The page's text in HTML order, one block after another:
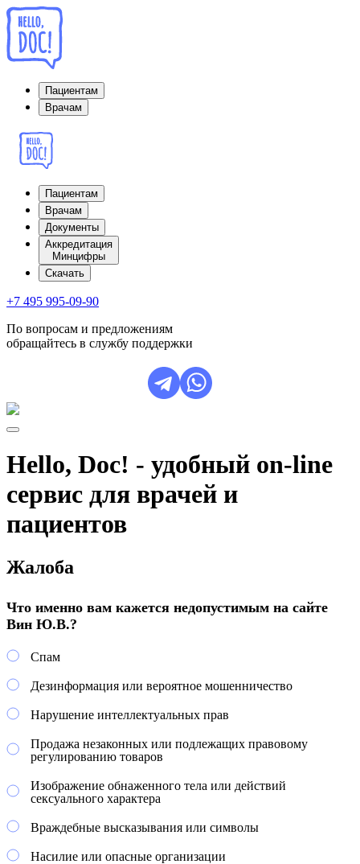
Пациентам
Врачам
Пациентам
Врачам
Документы
Аккредитация
Минцифры
Cкачать
+7 495 995-09-90
По вопросам и предложениям
обращайтесь в службу поддержки
Hello, Doc! - удобный on-line
сервис для врачей и
пациентов
Жалоба
Что именно вам кажется недопустимым на сайте
Вин Ю.В.?
Спам
Дезинформация или вероятное мошенничество
Нарушение интеллектуальных прав
Продажа незаконных или подлежащих правовому
регулированию товаров
Изображение обнаженного тела или действий
сексуального характера
Враждебные высказывания или символы
Насилие или опасные организации